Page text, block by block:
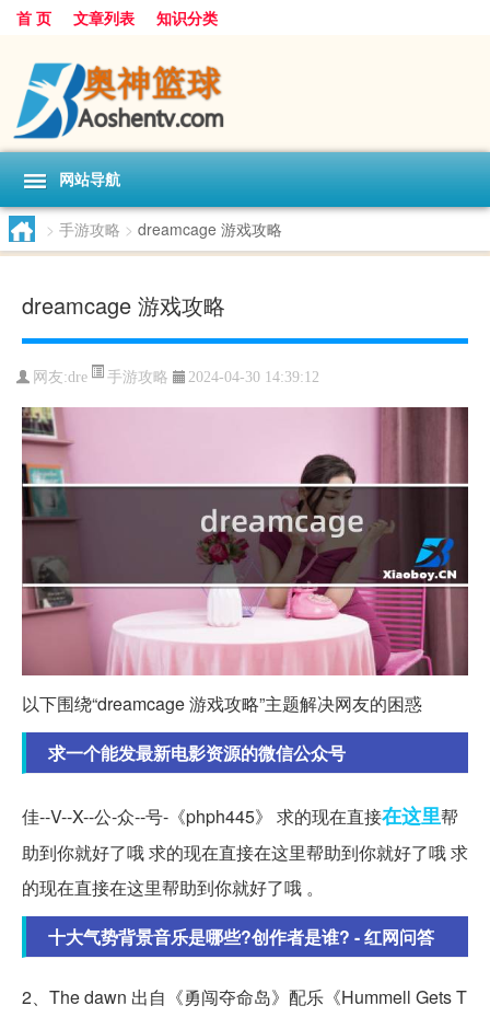
首 页 文章列表 知识分类
网站导航
> 手游攻略 > dreamcage 游戏攻略
dreamcage 游戏攻略
网友:dre 手游攻略 2024-04-30 14:39:12
以下围绕“dreamcage 游戏攻略”主题解决网友的困惑
求一个能发最新电影资源的微信公众号
佳--V--X--公-众--号-《phph445》 求的现在直接在这里帮
助到你就好了哦 求的现在直接在这里帮助到你就好了哦 求
的现在直接在这里帮助到你就好了哦 。
十大气势背景音乐是哪些?创作者是谁? - 红网问答
2、The dawn 出自《勇闯夺命岛》配乐《Hummell Gets T